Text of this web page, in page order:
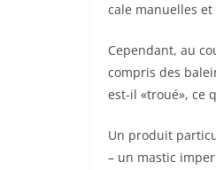
cale manuelles
Cependant, au
compris des
est-il «troué», ce
Un produit
– un mastic